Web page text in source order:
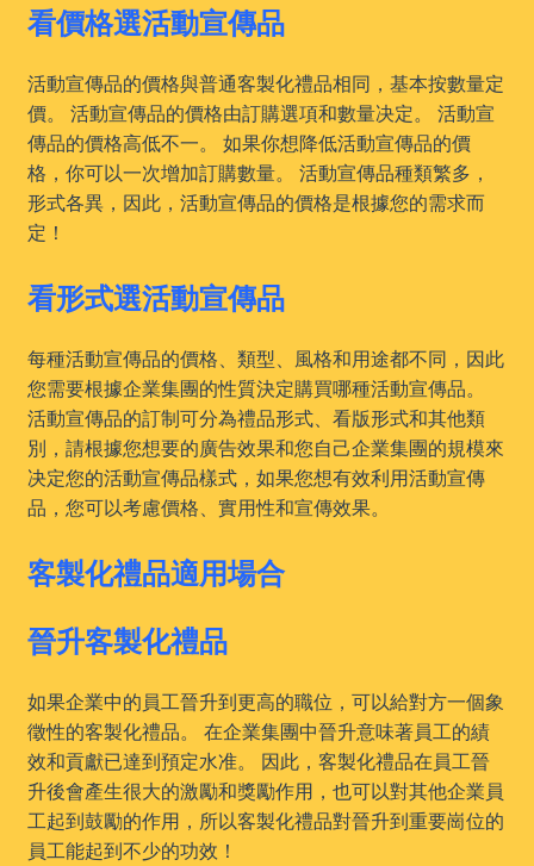
看價格選活動宣傳品
活動宣傳品的價格與普通客製化禮品相同，基本按數量定
價。 活動宣傳品的價格由訂購選項和數量决定。 活動宣
傳品的價格高低不一。 如果你想降低活動宣傳品的價
格，你可以一次增加訂購數量。 活動宣傳品種類繁多，
形式各異，因此，活動宣傳品的價格是根據您的需求而
定！
看形式選活動宣傳品
每種活動宣傳品的價格、類型、風格和用途都不同，因此
您需要根據企業集團的性質決定購買哪種活動宣傳品。
活動宣傳品的訂制可分為禮品形式、看版形式和其他類
別，請根據您想要的廣告效果和您自己企業集團的規模來
决定您的活動宣傳品樣式，如果您想有效利用活動宣傳
品，您可以考慮價格、實用性和宣傳效果。
客製化禮品適用場合
晉升客製化禮品
如果企業中的員工晉升到更高的職位，可以給對方一個象
徵性的客製化禮品。 在企業集團中晉升意味著員工的績
效和貢獻已達到預定水准。 因此，客製化禮品在員工晉
升後會產生很大的激勵和獎勵作用，也可以對其他企業員
工起到鼓勵的作用，所以客製化禮品對晉升到重要崗位的
員工能起到不少的功效！